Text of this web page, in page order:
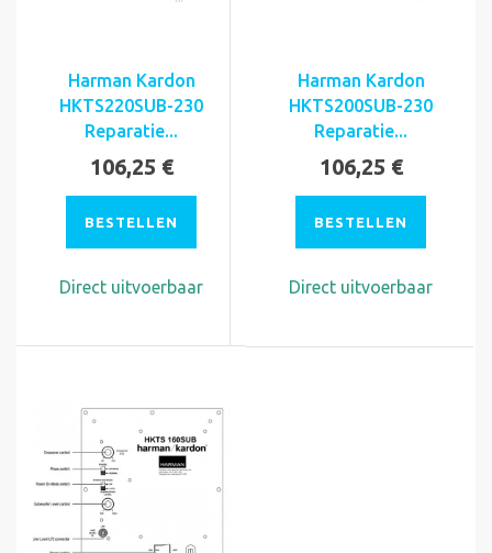
Harman Kardon
HKTS220SUB-230
Reparatie...
106,25 €
BESTELLEN
Direct uitvoerbaar
Harman Kardon
HKTS200SUB-230
Reparatie...
106,25 €
BESTELLEN
Direct uitvoerbaar